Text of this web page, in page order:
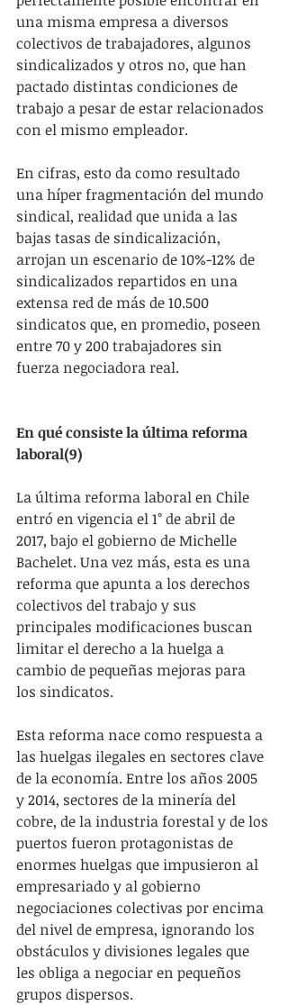
una misma empresa a diversos
colectivos de trabajadores, algunos
sindicalizados y otros no, que han
pactado distintas condiciones de
trabajo a pesar de estar relacionados
con el mismo empleador.
En cifras, esto da como resultado
una híper fragmentación del mundo
sindical, realidad que unida a las
bajas tasas de sindicalización,
arrojan un escenario de 10%-12% de
sindicalizados repartidos en una
extensa red de más de 10.500
sindicatos que, en promedio, poseen
entre 70 y 200 trabajadores sin
fuerza negociadora real.
En qué consiste la última reforma
laboral(9)
La última reforma laboral en Chile
entró en vigencia el 1° de abril de
2017, bajo el gobierno de Michelle
Bachelet. Una vez más, esta es una
reforma que apunta a los derechos
colectivos del trabajo y sus
principales modificaciones buscan
limitar el derecho a la huelga a
cambio de pequeñas mejoras para
los sindicatos.
Esta reforma nace como respuesta a
las huelgas ilegales en sectores clave
de la economía. Entre los años 2005
y 2014, sectores de la minería del
cobre, de la industria forestal y de los
puertos fueron protagonistas de
enormes huelgas que impusieron al
empresariado y al gobierno
negociaciones colectivas por encima
del nivel de empresa, ignorando los
obstáculos y divisiones legales que
les obliga a negociar en pequeños
grupos dispersos.